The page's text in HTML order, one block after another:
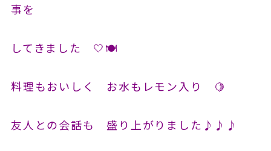
事を
してきました 🤍🍽
料理もおいしく お水もレモン入り 🍋
友人との会話も 盛り上がりました♪♪♪